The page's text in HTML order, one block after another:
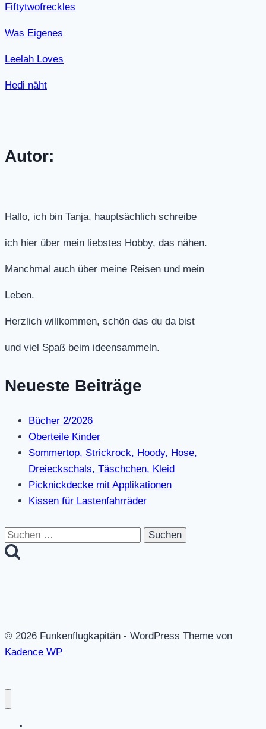
Fiftytwofreckles
Was Eigenes
Leelah Loves
Hedi näht
Autor:
Hallo, ich bin Tanja, hauptsächlich schreibe
ich hier über mein liebstes Hobby, das nähen.
Manchmal auch über meine Reisen und mein
Leben.
Herzlich willkommen, schön das du da bist
und viel Spaß beim ideensammeln.
Neueste Beiträge
Bücher 2/2026
Oberteile Kinder
Sommertop, Strickrock, Hoody, Hose,
Dreieckschals, Täschchen, Kleid
Picknickdecke mit Applikationen
Kissen für Lastenfahrräder
Suchen
nach:
© 2026 Funkenflugkapitän - WordPress Theme von
Kadence WP